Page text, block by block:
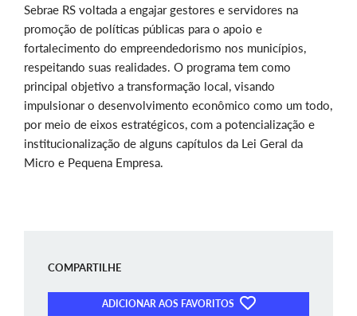
Sebrae RS voltada a engajar gestores e servidores na
promoção de políticas públicas para o apoio e
fortalecimento do empreendedorismo nos municípios,
respeitando suas realidades. O programa tem como
principal objetivo a transformação local, visando
impulsionar o desenvolvimento econômico como um todo,
por meio de eixos estratégicos, com a potencialização e
institucionalização de alguns capítulos da Lei Geral da
Micro e Pequena Empresa.
COMPARTILHE
ADICIONAR AOS FAVORITOS